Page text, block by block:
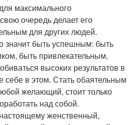
максимального
очередь делает его
для других людей.
значит быть успешным: быть
быть привлекательным,
высоких результатов в
себе в этом. Стать обаятельным
желающий, стоит только
над собой.
женственный,